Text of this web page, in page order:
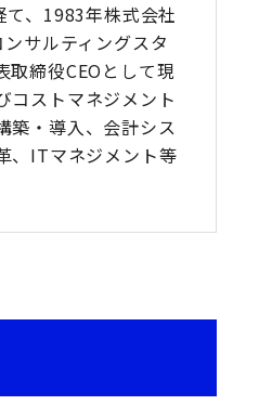
て、1983年株式会社
サルティングスタ
取締役CEOとして現
コストマネジメント
築・導入、会計シス
、ITマネジメント等